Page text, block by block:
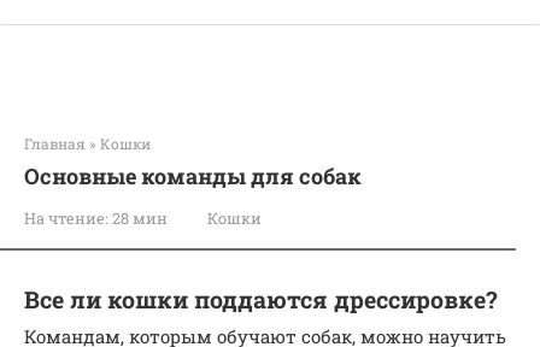
Главная » Кошки
Основные команды для собак
На чтение: 28 мин Кошки
Все ли кошки поддаются дрессировке?
Командам, которым обучают собак, можно научить